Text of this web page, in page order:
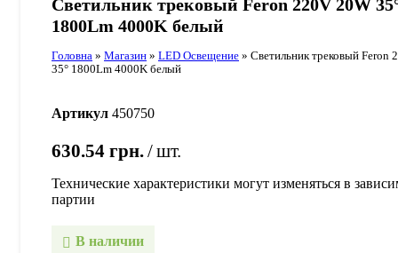
Светильник трековый Feron 220V 20W
1800Lm 4000K белый
Головна » Магазин » LED Освещение » Светильник трековый Feron
35° 1800Lm 4000K белый
Артикул 450750
630.54 грн. шт.
Технические характеристики могут изменяться в
партии
В наличии